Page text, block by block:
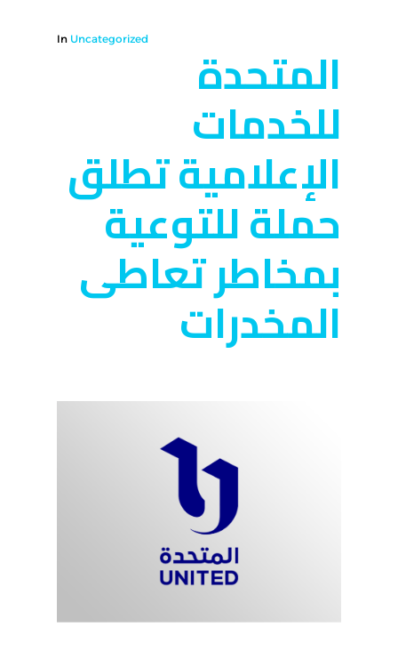
In Uncategorized المتحدة
للخدمات
الإعلامية تطلق
حملة للتوعية
بمخاطر تعاطى
المخدرات